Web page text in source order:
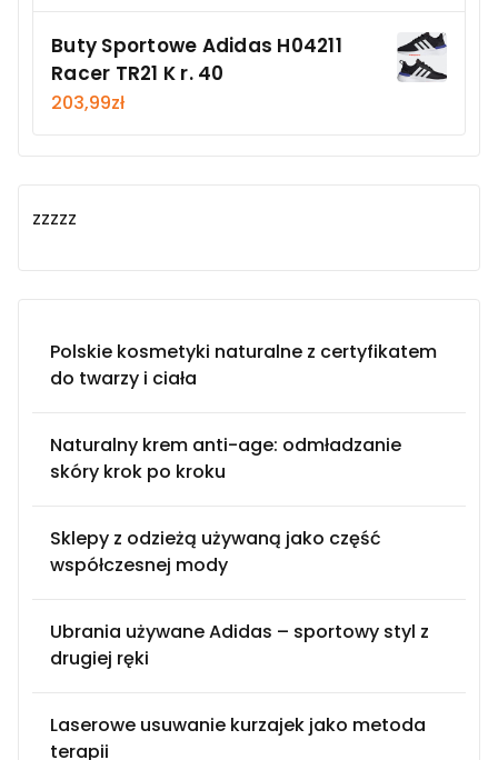
Buty Sportowe Adidas H04211
Racer TR21 K r. 40
203,99zł
zzzzz
Polskie kosmetyki naturalne z certyfikatem
do twarzy i ciała
Naturalny krem anti-age: odmładzanie
skóry krok po kroku
Sklepy z odzieżą używaną jako część
współczesnej mody
Ubrania używane Adidas – sportowy styl z
drugiej ręki
Laserowe usuwanie kurzajek jako metoda
terapii